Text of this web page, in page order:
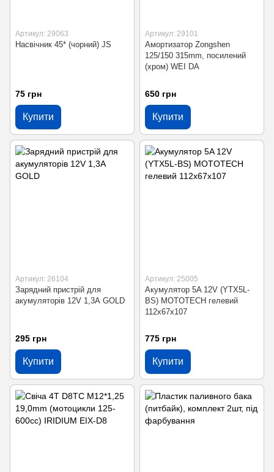
Артикул: 29063
Насвічник 45* (чорний) JS
75 грн
Купити
Артикул: 29101
Амортизатор Zongshen
125/150 315mm, посилений
(хром) WEI DA
650 грн
Купити
Артикул: 26104
Зарядний пристрій для
акумуляторів 12V 1,3А GOLD
295 грн
Купити
Артикул: 25005
Акумулятор 5A 12V (YTX5L-
BS) MOTOTECH гелевий
112x67x107
775 грн
Купити